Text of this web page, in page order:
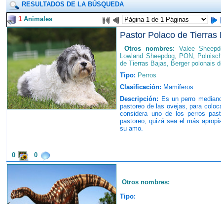
RESULTADOS DE LA BÚSQUEDA
1 Animales
Pastor Polaco de Tierras
Otros nombres:
Valee
Lowland Sheepdog, PON,
de Tierras Bajas, Berger polonais
Tipo: Perros
Clasificación: Mamiferos
Descripción: Es un perro
pastoreo de las ovejas, para
considera uno de los perros
pastoreo, quizá sea el más
su amo.
0 0
Otros nombres:
Tipo: